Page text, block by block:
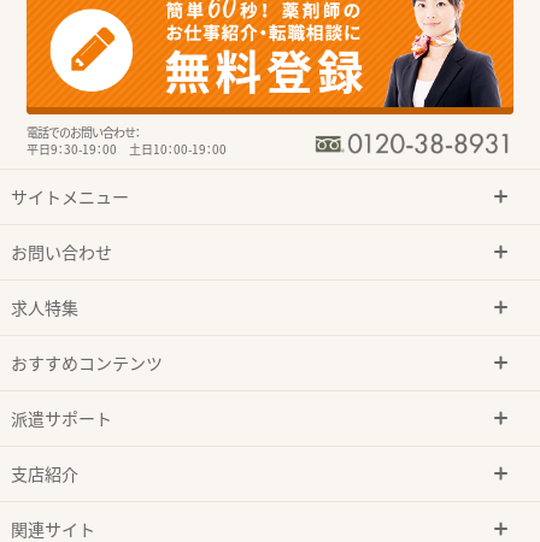
電話でのお問い合わせ：
平日9：30-19：00 土日10：00-19：00
サイトメニュー
お問い合わせ
求人特集
おすすめコンテンツ
派遣サポート
支店紹介
関連サイト